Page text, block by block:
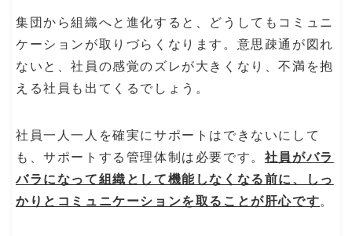
集団から組織へと進化すると、どうしてもコミュニ
ケーションが取りづらくなります。意思疎通が図れ
ないと、社員の感覚のズレが大きくなり、不満を抱
える社員も出てくるでしょう。
社員一人一人を確実にサポートはできないにして
も、サポートする管理体制は必要です。 社員がバラ
バラになって組織として機能しなくなる前に、しっ
かりとコミュニケーションを取ることが肝心です。